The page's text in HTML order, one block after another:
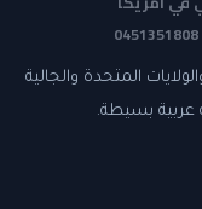
المتحدة والجالية
عربية بسيطة.